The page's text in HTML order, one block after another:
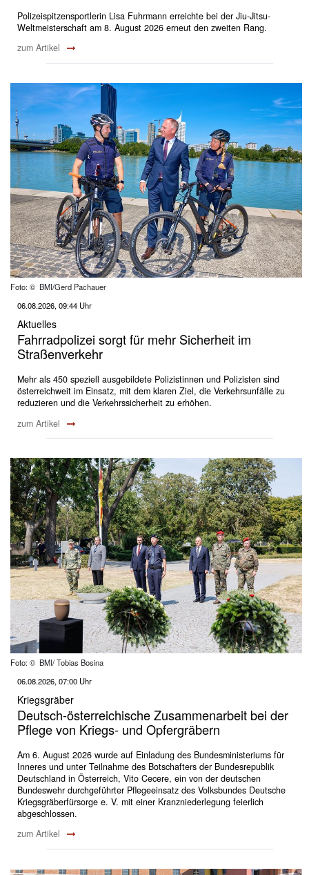
Polizeispitzensportlerin Lisa Fuhrmann erreichte bei der Jiu-Jitsu-
Weltmeisterschaft am 8. August 2026 erneut den zweiten Rang.
zum Artikel
Foto: © BMI/Gerd Pachauer
06.08.2026, 09:44 Uhr
Aktuelles
Fahrradpolizei sorgt für mehr Sicherheit im
Straßenverkehr
Mehr als 450 speziell ausgebildete Polizistinnen und Polizisten sind
österreichweit im Einsatz, mit dem klaren Ziel, die Verkehrsunfälle zu
reduzieren und die Verkehrssicherheit zu erhöhen.
zum Artikel
Foto: © BMI/ Tobias Bosina
06.08.2026, 07:00 Uhr
Kriegsgräber
Deutsch-österreichische Zusammenarbeit bei der
Pflege von Kriegs- und Opfergräbern
Am 6. August 2026 wurde auf Einladung des Bundesministeriums für
Inneres und unter Teilnahme des Botschafters der Bundesrepublik
Deutschland in Österreich, Vito Cecere, ein von der deutschen
Bundeswehr durchgeführter Pflegeeinsatz des Volksbundes Deutsche
Kriegsgräberfürsorge e. V. mit einer Kranzniederlegung feierlich
abgeschlossen.
zum Artikel